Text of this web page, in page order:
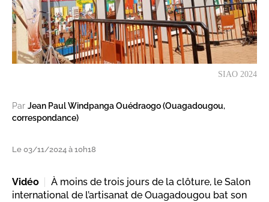
SIAO 2024
Par Jean Paul Windpanga Ouédraogo (Ouagadougou,
correspondance)
Le 03/11/2024 à 10h18
Vidéo
À moins de trois jours de la clôture, le Salon
international de l’artisanat de Ouagadougou bat son